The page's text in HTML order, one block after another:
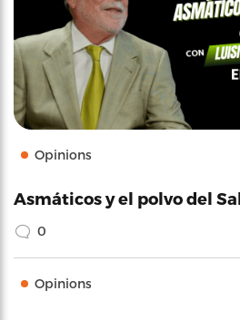
Opinions
Asmáticos y el polvo del
0
Opinions